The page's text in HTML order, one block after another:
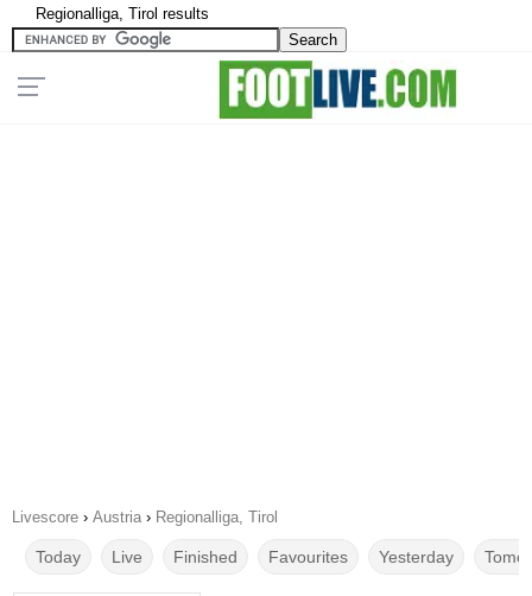
Regionalliga, Tirol results
Livescore › Austria › Regionalliga, Tirol
Today Live Finished Favourites Yesterday